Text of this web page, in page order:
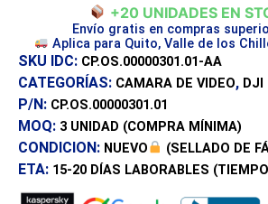
+20 UNIDADES EN
Envío gratis en compras
Aplica para Quito, Valle de los
SKU IDC: CP.OS.00000301.01-AA
CATEGORÍAS: CAMARA DE VIDEO, DJI
P/N: CP.OS.00000301.01
MOQ: 3 UNIDAD (COMPRA MÍNIMA)
CONDICION: NUEVO (SELLADO DE
ETA: 15-20 DÍAS LABORABLES